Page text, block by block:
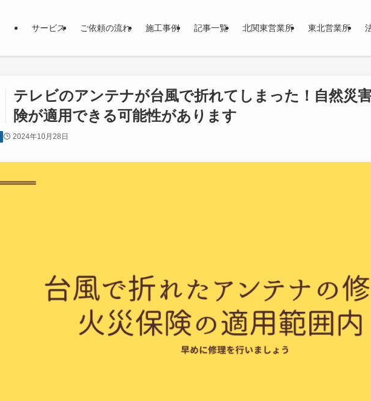
サービス ご依頼の流れ 施工事例 記事一覧 北関東営業所 東北営業所
テレビのアンテナが台風で折れてしまった！自然災
険が適用できる可能性があります
2024年10月28日